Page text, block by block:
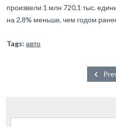
произвели 1 млн 720,1 тыс.
на 2,8% меньше, чем годом
Tags: авто
Найти: